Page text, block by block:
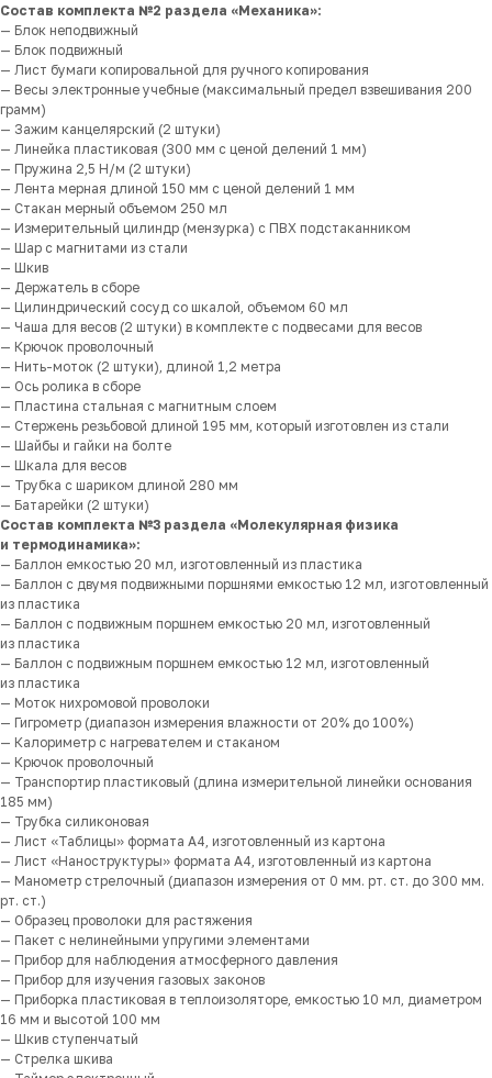
Состав комплекта №2 раздела «Механика»:
— Блок неподвижный
— Блок подвижный
— Лист бумаги копировальной для ручного копирования
— Весы электронные учебные (максимальный предел взвешивания 200
грамм)
— Зажим канцелярский (2 штуки)
— Линейка пластиковая (300 мм с ценой делений 1 мм)
— Пружина 2,5 Н/м (2 штуки)
— Лента мерная длиной 150 мм с ценой делений 1 мм
— Стакан мерный объемом 250 мл
— Измерительный цилиндр (мензурка) с ПВХ подстаканником
— Шар с магнитами из стали
— Шкив
— Держатель в сборе
— Цилиндрический сосуд со шкалой, объемом 60 мл
— Чаша для весов (2 штуки) в комплекте с подвесами для весов
— Крючок проволочный
— Нить-моток (2 штуки), длиной 1,2 метра
— Ось ролика в сборе
— Пластина стальная с магнитным слоем
— Стержень резьбовой длиной 195 мм, который изготовлен из стали
— Шайбы и гайки на болте
— Шкала для весов
— Трубка с шариком длиной 280 мм
— Батарейки (2 штуки)
Состав комплекта №3 раздела «Молекулярная физика
и термодинамика»:
— Баллон емкостью 20 мл, изготовленный из пластика
— Баллон с двумя подвижными поршнями емкостью 12 мл, изготовленный
из пластика
— Баллон с подвижным поршнем емкостью 20 мл, изготовленный
из пластика
— Баллон с подвижным поршнем емкостью 12 мл, изготовленный
из пластика
— Моток нихромовой проволоки
— Гигрометр (диапазон измерения влажности от 20% до 100%)
— Калориметр с нагревателем и стаканом
— Крючок проволочный
— Транспортир пластиковый (длина измерительной линейки основания
185 мм)
— Трубка силиконовая
— Лист «Таблицы» формата А4, изготовленный из картона
— Лист «Наноструктуры» формата А4, изготовленный из картона
— Манометр стрелочный (диапазон измерения от 0 мм. рт. ст. до 300 мм.
рт. ст.)
— Образец проволоки для растяжения
— Пакет с нелинейными упругими элементами
— Прибор для наблюдения атмосферного давления
— Прибор для изучения газовых законов
— Приборка пластиковая в теплоизоляторе, емкостью 10 мл, диаметром
16 мм и высотой 100 мм
— Шкив ступенчатый
— Стрелка шкива